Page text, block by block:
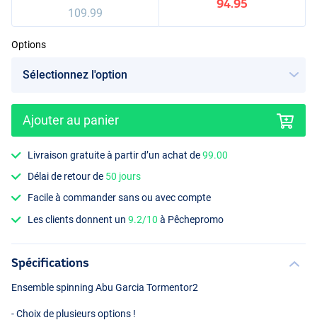
109.99
94.95
Options
Ajouter au panier
Livraison gratuite à partir d’un achat de99.00
Délai de retour de 50 jours
Facile à commander sans ou avec compte
Les clients donnent un9.2/10 à Pêchepromo
Spécifications
Ensemble spinning Abu Garcia Tormentor2
- Choix de plusieurs options !